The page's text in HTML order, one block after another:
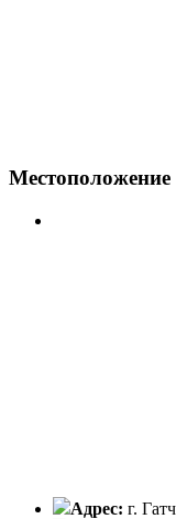
Местоположение
Адрес: г.